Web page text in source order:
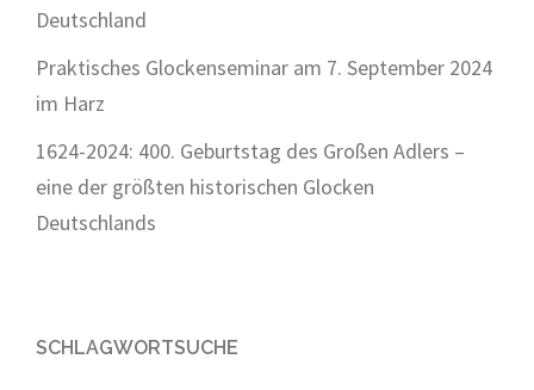
Deutschland
Praktisches Glockenseminar am 7. September 2024
im Harz
1624-2024: 400. Geburtstag des Großen Adlers –
eine der größten historischen Glocken
Deutschlands
SCHLAGWORTSUCHE